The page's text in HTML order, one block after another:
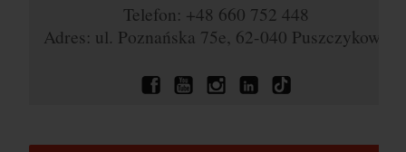
Telefon: +48 660 752 448
Adres: ul. Poznańska 75e, 62-040 Puszczykowo